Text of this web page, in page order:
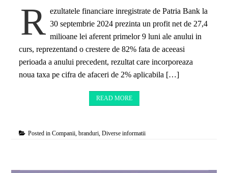
R ezultatele financiare inregistrate de Patria Bank la
30 septembrie 2024 prezinta un profit net de 27,4
milioane lei aferent primelor 9 luni ale anului in
curs, reprezentand o crestere de 82% fata de aceeasi
perioada a anului precedent, rezultat care incorporeaza
noua taxa pe cifra de afaceri de 2% aplicabila […]
READ MORE
Posted inCompanii, branduri,Diverse informatii